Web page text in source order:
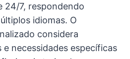
24/7, respondendo
idiomas. O
considera
necessidades específicas